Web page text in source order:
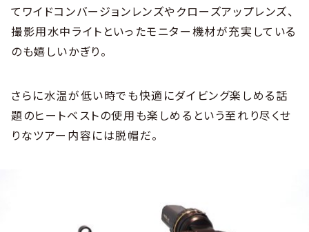
てワイドコンバージョンレンズやクローズアップレンズ、
撮影用水中ライトといったモニター機材が充実している
のも嬉しいかぎり。
さらに水温が低い時でも快適にダイビング楽しめる話
題のヒートベストの使用も楽しめるという至れり尽くせ
りなツアー内容には脱帽だ。